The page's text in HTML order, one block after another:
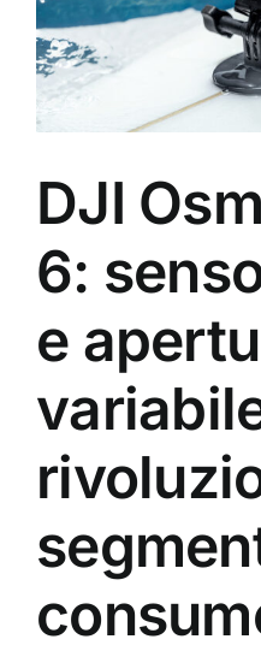
DJI
6:
e